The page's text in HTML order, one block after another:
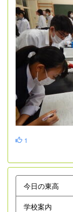
1
今日の東高
学校案内